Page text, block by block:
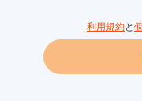
利用規約と